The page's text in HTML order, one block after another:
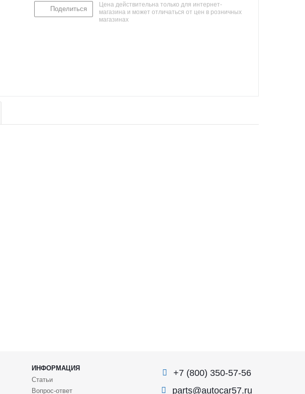
Поделиться
Цена действительна только для интернет-
магазина и может отличаться от цен в розничных
магазинах
ИНФОРМАЦИЯ
Статьи
Вопрос-ответ
+7 (800) 350-57-56
parts@autocar57.ru